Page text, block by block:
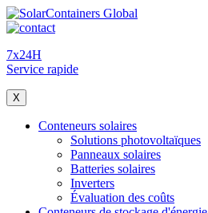
7x24H
Service rapide
X
Conteneurs solaires
Solutions photovoltaïques
Panneaux solaires
Batteries solaires
Inverters
Évaluation des coûts